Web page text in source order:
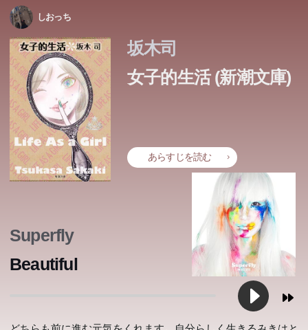
しおっち
坂木司
女子的生活 (新潮文庫)
あらすじを読む
Superfly
Beautiful